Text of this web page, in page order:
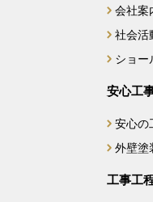
会社案
社会活
ショー
安心工
安心の
外壁塗
工事工